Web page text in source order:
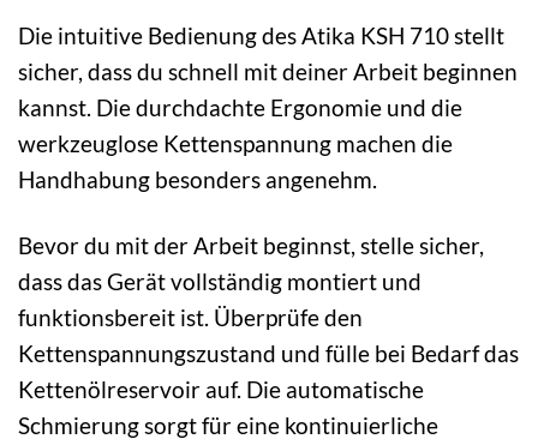
Die intuitive Bedienung des Atika KSH 710 stellt
sicher, dass du schnell mit deiner Arbeit beginnen
kannst. Die durchdachte Ergonomie und die
werkzeuglose Kettenspannung machen die
Handhabung besonders angenehm.
Bevor du mit der Arbeit beginnst, stelle sicher,
dass das Gerät vollständig montiert und
funktionsbereit ist. Überprüfe den
Kettenspannungszustand und fülle bei Bedarf das
Kettenölreservoir auf. Die automatische
Schmierung sorgt für eine kontinuierliche